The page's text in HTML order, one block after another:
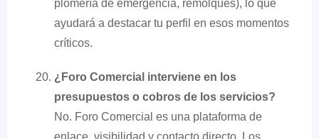
plomería de emergencia, remolques), lo que
ayudará a destacar tu perfil en esos momentos
críticos.
¿Foro Comercial interviene en los
presupuestos o cobros de los servicios?
No. Foro Comercial es una plataforma de
enlace, visibilidad y contacto directo. Los